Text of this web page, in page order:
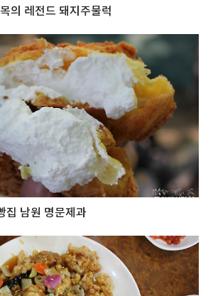
의 레전드 돼지주물럭
집 남원 명문제과